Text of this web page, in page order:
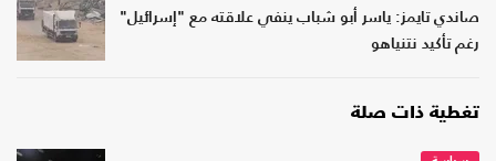
صاندي تايمز: ياسر أبو شباب ينفي علاقته مع "إسرائيل"
رغم تأكيد نتنياهو
تغطية ذات صلة